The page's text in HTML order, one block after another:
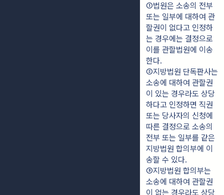
①법원은 소송의 전부
또는 일부에 대하여 관
할권이 없다고 인정하
는 경우에는 결정으로
이를 관할법원에 이송
한다.
②지방법원 단독판사는
소송에 대하여 관할권
이 있는 경우라도 상당
하다고 인정하면 직권
또는 당사자의 신청에
따른 결정으로 소송의
전부 또는 일부를 같은
지방법원 합의부에 이
송할 수 있다.
③지방법원 합의부는
소송에 대하여 관할권
이 없는 경우라도 상당